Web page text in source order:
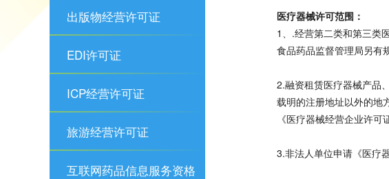
案
出版物经营许可证
EDI许可证
ICP经营许可证
旅游经营许可证
互联网药品信息服务资格
医疗器械许可范围：
1、.经营第二类和第三类
食品药品监督管理局另有
2.融资租赁医疗器械产品
载明的注册地址以外的地
《医疗器械经营企业许可
3.非法人单位申请《医疗